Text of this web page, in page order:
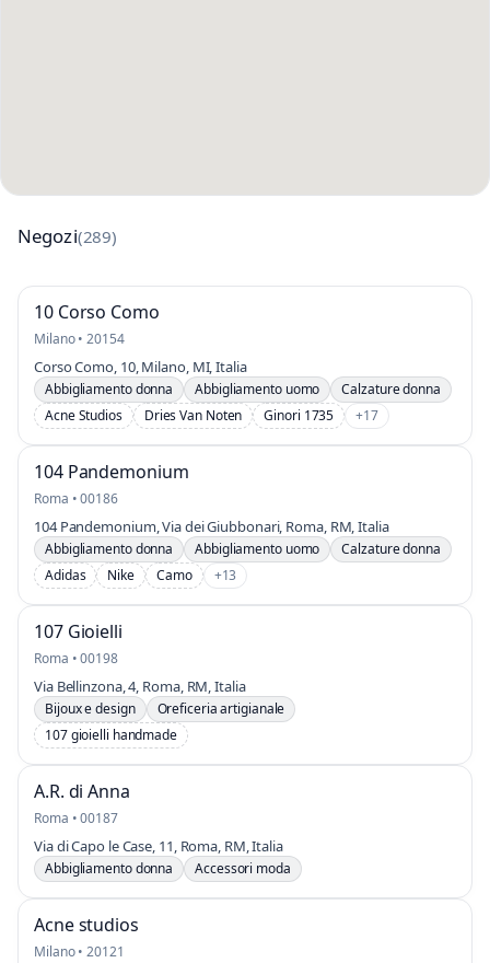
Negozi(289)
10 Corso Como
Milano • 20154
Corso Como, 10, Milano, MI, Italia
Abbigliamento donna Abbigliamento uomo
Calzature donna
Acne Studios
Dries Van Noten Ginori 1735 +17
104 Pandemonium
Roma • 00186
104 Pandemonium, Via dei Giubbonari, Roma, RM, Italia
Abbigliamento donna Abbigliamento uomo
Calzature donna
Adidas
Nike Camo +13
107 Gioielli
Roma • 00198
Via Bellinzona, 4, Roma, RM, Italia
Bijoux e design
Oreficeria artigianale
107 gioielli handmade
A.R. di Anna
Roma • 00187
Via di Capo le Case, 11, Roma, RM, Italia
Abbigliamento donna Accessori moda
Acne studios
Milano • 20121